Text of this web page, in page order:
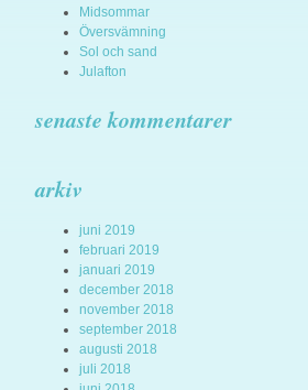
Midsommar
Översvämning
Sol och sand
Julafton
senaste kommentarer
arkiv
juni 2019
februari 2019
januari 2019
december 2018
november 2018
september 2018
augusti 2018
juli 2018